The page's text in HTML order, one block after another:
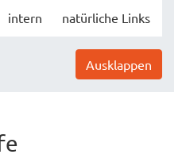
intern natürliche Links
Ausklappen